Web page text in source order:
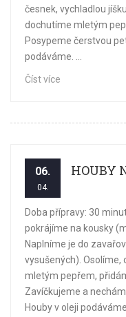
česnek, vychladlou
dochutíme mletým
Posypeme čerstvou
podáváme. ...
Číst více
06.
04.
HOUBY
Doba přípravy: 30
pokrájíme na kousky
Naplníme je do
vysušených).
mletým pepřem,
Zavíčkujeme a
Houby v oleji